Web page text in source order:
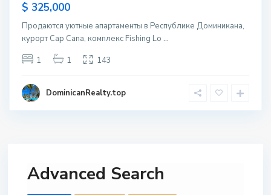
$ 325,000
Продаются уютные апартаменты в Республике Доминикана,
курорт Cap Cana, комплекс Fishing Lo ...
1
1 143
DominicanRealty.top
Advanced Search